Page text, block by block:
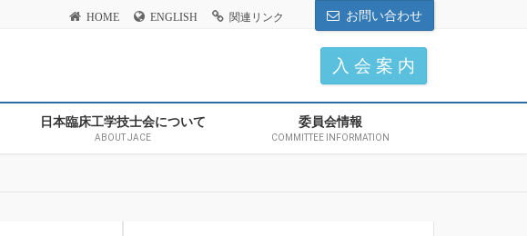
HOME ENGLISH 関連リンク お問い合わせ
入 会 案 内
日本臨床工学技士会について
ABOUT JACE
委員会情報
COMMITTEE INFORMATION